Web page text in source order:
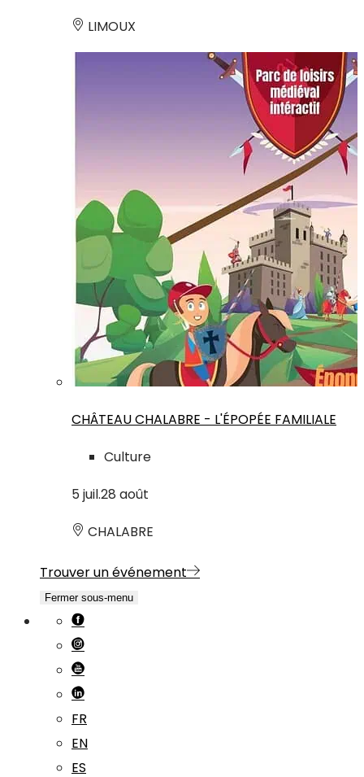
LIMOUX
CHÂTEAU CHALABRE - L'ÉPOPÉE FAMILIALE
Culture
5 juil.28 août
CHALABRE
Trouver un événement
Fermer sous-menu
FR
EN
ES